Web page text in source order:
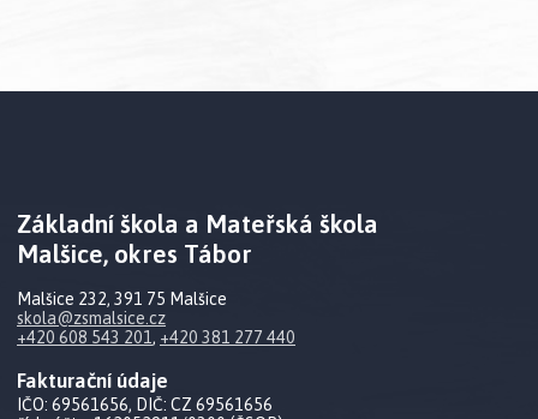
Základní škola a Mateřská škola
Malšice, okres Tábor
Malšice 232, 391 75 Malšice
skola@zsmalsice.cz
+420 608 543 201 , +420 381 277 440
Fakturační údaje
IČO: 69561656, DIČ: CZ 69561656